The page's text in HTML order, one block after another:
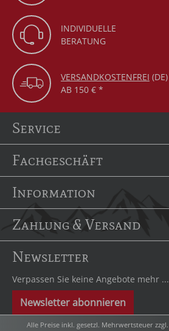
INDIVIDUELLE
BERATUNG
VERSANDKOSTENFREI (DE)
AB 150 € *
Service
Fachgeschäft
Information
Zahlung & Versand
Newsletter
Verpassen Sie keine Angebote mehr ...
Newsletter abonnieren
Alle Preise inkl. gesetzl. Mehrwertsteuer zzgl.